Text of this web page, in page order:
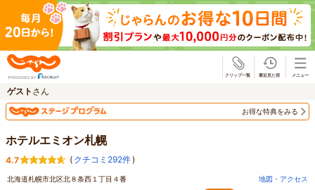
ゲスト さん
お得な特典をみる
ホテルエミオン札幌
4.7 ( クチコミ292件)
北海道札幌市北区北８条西１丁目４番 地図・アクセス